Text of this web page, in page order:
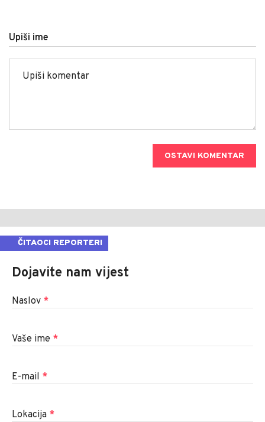
Upiši ime
OSTAVI KOMENTAR
ČITAOCI REPORTERI
Dojavite nam vijest
Naslov *
Vaše ime *
E-mail *
Lokacija *